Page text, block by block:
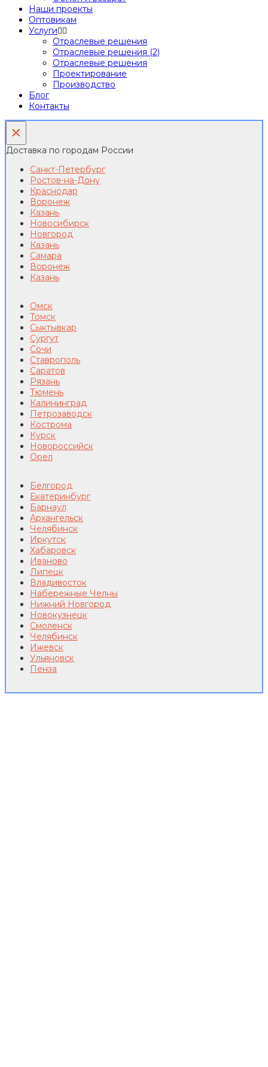
Наши проекты
Оптовикам
Услуги
Отраслевые решения
Отраслевые решения (2)
Отраслевые решения
Проектирование
Производство
Блог
Контакты
×
Доставка по городам России
Санкт-Петербург
Ростов-на-Дону
Краснодар
Воронеж
Казань
Новосибирск
Новгород
Казань
Самара
Воронеж
Казань
Омск
Томск
Сыктывкар
Сургут
Сочи
Ставрополь
Саратов
Рязань
Тюмень
Калининград
Петрозаводск
Кострома
Курск
Новороссийск
Орел
Белгород
Екатеринбург
Барнаул
Архангельск
Челябинск
Иркутск
Хабаровск
Иваново
Липецк
Владивосток
Набережные Челны
Нижний Новгород
Новокузнецк
Смоленск
Челябинск
Ижевск
Ульяновск
Пенза